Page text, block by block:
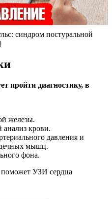
синдром постуральной
пройти диагностику, в
железы.
крови.
давления и
мышц.
фона.
УЗИ сердца